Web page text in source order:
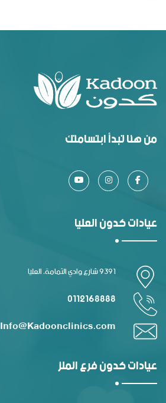
من هنا تبدأ ابتسامتك
عيادات كدون العليا
9391 شارع وادي الثمامة، العليا
0112168888
Info@Kadoonclinics.com
عيادات كدون فرع الملز